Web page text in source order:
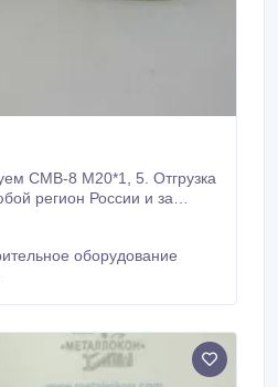
СМВ-8 М20*1, 5. Отгрузка
регион России и за
оборудование